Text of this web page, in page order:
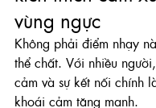
vùng ngực
Không phải điểm nhạy
thể chất. Với nhiều
cảm và sự kết nối chính
khoái cảm tăng mạnh.